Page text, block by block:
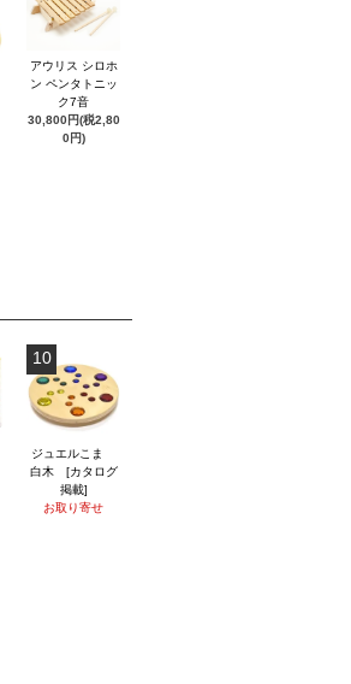
アウリス シロホ
ン ペンタトニッ
ク7音
30,800円(税2,80
0円)
10
ジュエルこま
白木 [カタログ
掲載]
お取り寄せ